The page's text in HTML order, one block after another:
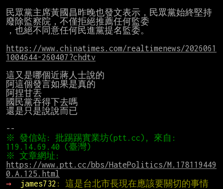
民眾黨主席黃國昌昨晚也發文表示，民眾黨始終堅持
廢除監察院，不僅拒絕推薦任何監委
，也絕不同意任何民進黨提名監委。
https://www.chinatimes.com/realtimenews/2026061
1004644-260407?chdtv
這又是哪個近蔣人士說的
阿這個發言如果是真的
阿捏甘丟
國民黨吞得下去嗎
還是只是說說而已
※ 發信站: 批踢踢實業坊(ptt.cc), 來自:
https://www.ptt.cc/bbs/HatePolitics/M.178119449
0.A.125.html
→
james732 : 這是台北市長現在應該要關切的事情